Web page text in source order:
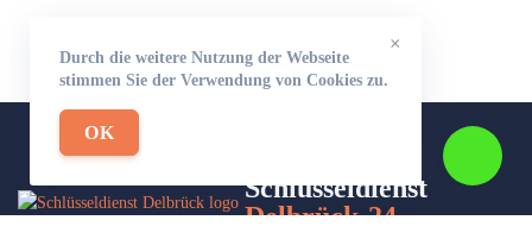
×
Durch die weitere Nutzung der Webseite
stimmen Sie der Verwendung von Cookies zu.
OK
Schlüsseldienst
Delbrück-24